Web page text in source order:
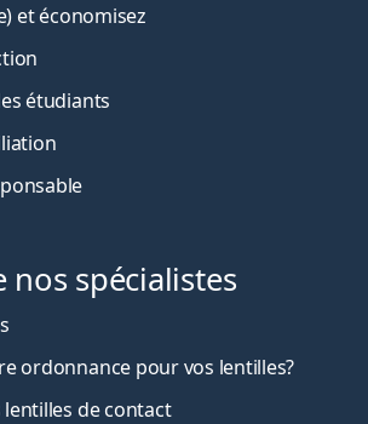
et économisez
étudiants
nos spécialistes
ordonnance pour vos lentilles?
de contact